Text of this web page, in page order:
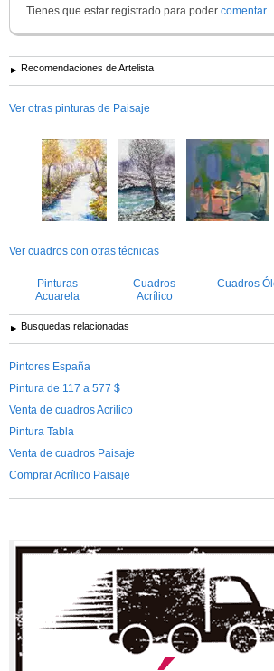
Tienes que estar registrado para poder comentar
Recomendaciones de Artelista
Ver otras pinturas de Paisaje
Ver cuadros con otras técnicas
Pinturas
Acuarela
Cuadros
Acrílico
Cuadros
Busquedas relacionadas
Pintores España
Pintura de 117 a 577 $
Venta de cuadros Acrílico
Pintura Tabla
Venta de cuadros Paisaje
Comprar Acrílico Paisaje